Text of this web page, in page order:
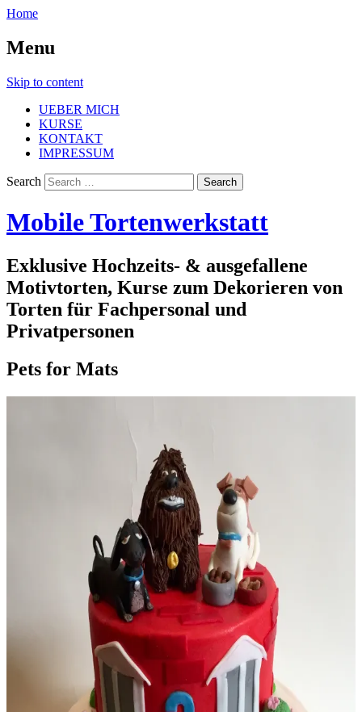
Home
Menu
Skip to content
UEBER MICH
KURSE
KONTAKT
IMPRESSUM
Search
Mobile Tortenwerkstatt
Exklusive Hochzeits- & ausgefallene
Motivtorten, Kurse zum Dekorieren von
Torten für Fachpersonal und
Privatpersonen
Pets for Mats